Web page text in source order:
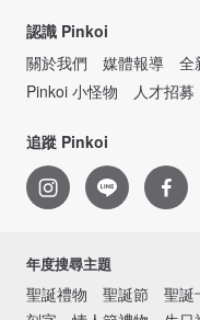
認識 Pinkoi
關於我們
媒體報導 全
Pinkoi 小怪物
人才招募
追蹤 Pinkoi
年度搜尋主題
聖誕禮物 聖誕節 聖誕